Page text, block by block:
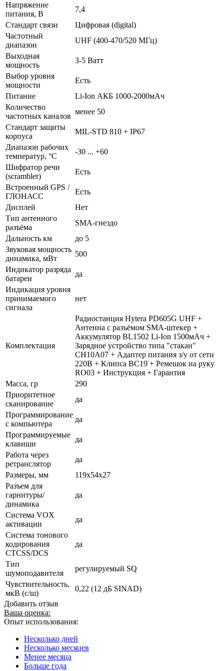
Напряжение
питания, В
7,4
Стандарт связи
Цифровая (digital)
Частотный
диапазон
UHF (400-470/520 МГц)
Выходная
мощность
3-5 Ватт
Выбор уровня
мощности
Есть
Питание
Li-Ion АКБ 1000-2000мАч
Количество
частотных каналов
менее 50
Стандарт защиты
корпуса
MIL-STD 810 + IP67
Диапазон рабочих
температур, °С
-30 ... +60
Шифратор речи
(scrambler)
Есть
Встроенный GPS /
ГЛОНАСС
Есть
Дисплей
Нет
Тип антенного
разъёма
SMA-гнездо
Дальность км
до 5
Звуковая мощность
динамика, мВт
500
Индикатор разряда
батареи
да
Индикация уровня
принимаемого
сигнала
нет
Комплектация
Радиостанция Hytera PD605G UHF +
Антенна с разъёмом SMA-штекер +
Аккумулятор BL1502 Li-Ion 1500мАч +
Зарядное устройство типа "стакан"
CH10A07 + Адаптер питания з/у от сети
220В + Клипса BC19 + Ремешок на руку
RO03 + Инструкция + Гарантия
Масса, гр
290
Приоритетное
сканирование
да
Программирование
с компьютера
да
Программируемые
клавиши
да
Работа через
ретранслятор
да
Размеры, мм
119x54x27
Разъем для
гарнитуры/
динамика
да
Система VOX
активации
да
Система тонового
кодирования
CTCSS/DCS
да
Тип
шумоподавителя
регулируемый SQ
Чувствительность,
мкВ (с/ш)
0,22 (12 дБ SINAD)
Добавить отзыв
Ваша оценка:
Опыт использования:
Несколько дней
Несколько месяцев
Менее месяца
Больше года